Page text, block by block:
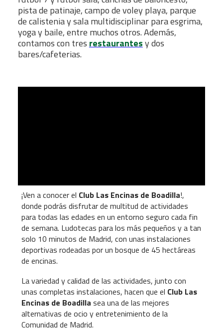
pista de patinaje, campo de voley playa, parque
de calistenia y sala multidisciplinar para esgrima,
yoga y baile, entre muchos otros. Además,
contamos con tres restaurantesy dos
bares/cafeterias.
¡Ven a conocer el Club Las Encinas de Boadilla!,
donde podrás disfrutar de multitud de actividades
para todas las edades en un entorno seguro cada fin
de semana. Ludotecas para los más pequeños y a tan
solo 10 minutos de Madrid, con unas instalaciones
deportivas rodeadas por un bosque de 45 hectáreas
de encinas.
La variedad y calidad de las actividades, junto con
unas completas instalaciones, hacen que el Club Las
Encinas de Boadilla sea una de las mejores
alternativas de ocio y entretenimiento de la
Comunidad de Madrid.